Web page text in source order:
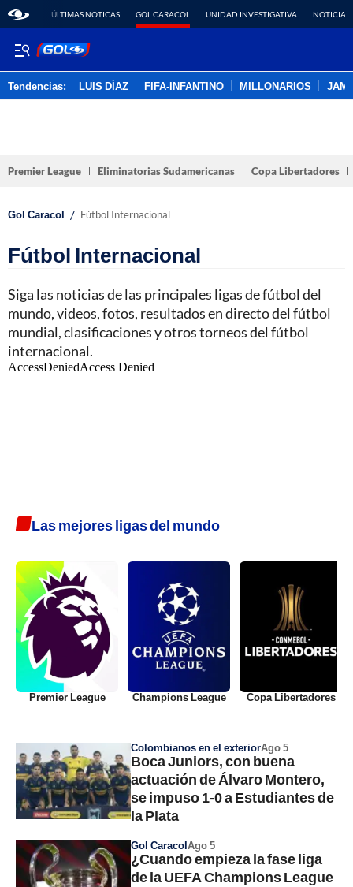
ÚLTIMAS NOTICAS GOL CARACOL UNIDAD INVESTIGATIVA NOTICIAS
Tendencias: LUIS DÍAZ FIFA-INFANTINO MILLONARIOS
Premier League Eliminatorias Sudamericanas Copa Libertadores
Gol Caracol / Fútbol Internacional
Fútbol Internacional
Siga las noticias de las principales ligas de fútbol del
mundo, videos, fotos, resultados en directo del fútbol
mundial, clasificaciones y otros torneos del fútbol
internacional.
Las mejores ligas del mundo
Premier League Champions League Copa Libertadores
Colombianos en el exteriorAgo 5
Boca Juniors, con buena
actuación de Álvaro Montero,
se impuso 1-0 a Estudiantes de
la Plata
Gol CaracolAgo 5
¿Cuando empieza la fase liga
de la UEFA Champions League